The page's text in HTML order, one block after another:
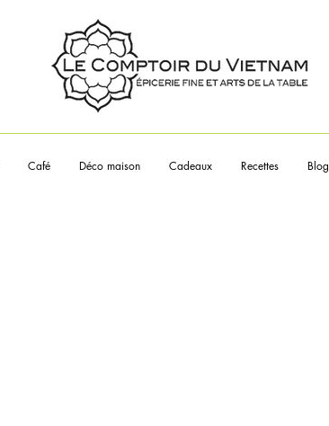
Café Déco maison Cadeaux Recettes Blog